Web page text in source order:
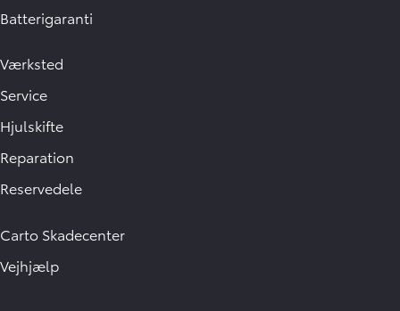
Batterigaranti
Værksted
Service
Hjulskifte
Reparation
Reservedele
Carto Skadecenter
Vejhjælp